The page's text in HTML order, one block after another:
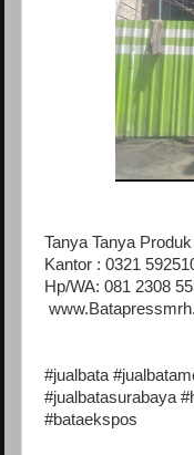
Tanya Tanya
Kantor : 0321
Hp/WA: 081 2308
#jualbata
#jualbatasurabaya
#bataekspos